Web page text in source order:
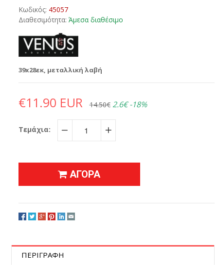
Κωδικός: 45057
Διαθεσιμότητα: Άμεσα διαθέσιμο
39x28εκ, μεταλλική λαβή
€11.90 EUR 14.50€ 2.6€ -18%
Τεμάχια:
− +
ΑΓΟΡΑ
ΠΕΡΙΓΡΑΦΗ